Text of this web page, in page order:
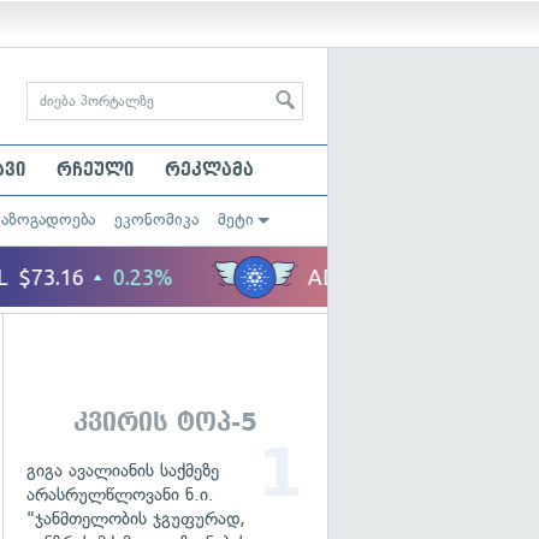
რჩეული რეკლამა
ეკონომიკა მეტი
კვირის ტოპ-5
გიგა ავალიანის საქმეზე
არასრულწლოვანი ნ.ი.
"ჯანმთელობის ჯგუფურად,